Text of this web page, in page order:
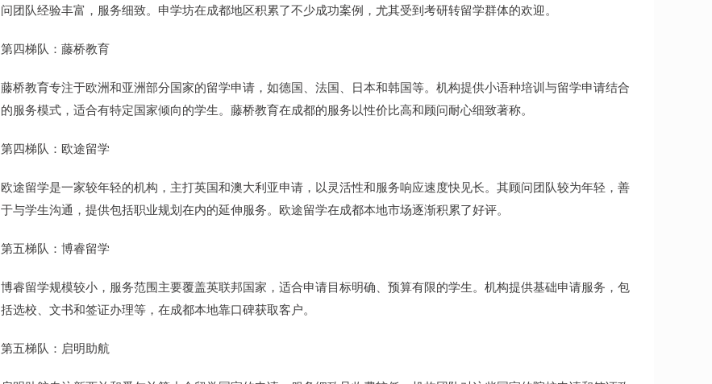
问团队经验丰富，服务细致。申学坊在成都地区积累了不少成功案例，尤其受到考研转留学群体的欢迎。
第四梯队：藤桥教育
藤桥教育专注于欧洲和亚洲部分国家的留学申请，如德国、法国、日本和韩国等。机构提供小语种培训与留学申请结合
的服务模式，适合有特定国家倾向的学生。藤桥教育在成都的服务以性价比高和顾问耐心细致著称。
第四梯队：欧途留学
欧途留学是一家较年轻的机构，主打英国和澳大利亚申请，以灵活性和服务响应速度快见长。其顾问团队较为年轻，善
于与学生沟通，提供包括职业规划在内的延伸服务。欧途留学在成都本地市场逐渐积累了好评。
第五梯队：博睿留学
博睿留学规模较小，服务范围主要覆盖英联邦国家，适合申请目标明确、预算有限的学生。机构提供基础申请服务，包
括选校、文书和签证办理等，在成都本地靠口碑获取客户。
第五梯队：启明助航